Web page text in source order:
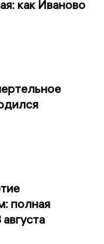
как Иваново
полная